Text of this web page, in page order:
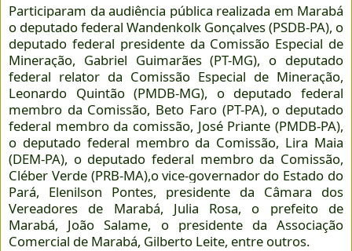
Participaram da audiência pública realizada em Marabá
o deputado federal Wandenkolk Gonçalves (PSDB-PA), o
deputado federal presidente da Comissão Especial de
Mineração, Gabriel Guimarães (PT-MG), o deputado
federal relator da Comissão Especial de Mineração,
Leonardo Quintão (PMDB-MG), o deputado federal
membro da Comissão, Beto Faro (PT-PA), o deputado
federal membro da comissão, José Priante (PMDB-PA),
o deputado federal membro da Comissão, Lira Maia
(DEM-PA), o deputado federal membro da Comissão,
Cléber Verde (PRB-MA),o vice-governador do Estado do
Pará, Elenilson Pontes, presidente da Câmara dos
Vereadores de Marabá, Julia Rosa, o prefeito de
Marabá, João Salame, o presidente da Associação
Comercial de Marabá, Gilberto Leite, entre outros.